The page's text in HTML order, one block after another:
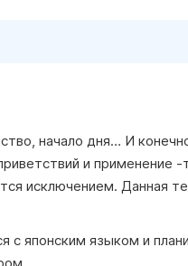
начало дня… И
и применение -
исключением. Данная
с японским языком и